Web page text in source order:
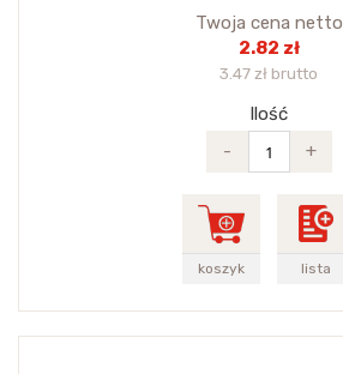
Twoja cena netto
2.82 zł
3.47 zł brutto
Ilość
-
+
koszyk lista